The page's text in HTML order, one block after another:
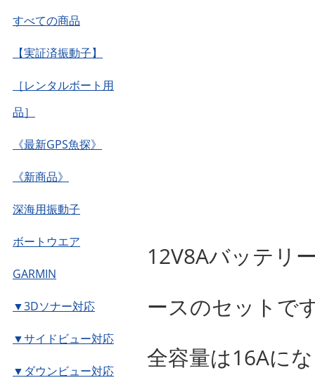
すべての商品
【実証済振動子】
［レンタルボート用
品］
《最新GPS魚探》
《新商品》
深海用振動子
ボートウエア
GARMIN
▼3Dソナー対応
▼サイドビュー対応
▼ダウンビュー対応
12V8Aバッテリ
ースのセットで
全容量は16Aに